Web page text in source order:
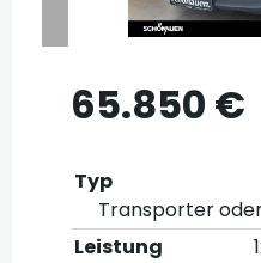
65.850 €
Typ
Transporter
Leistung